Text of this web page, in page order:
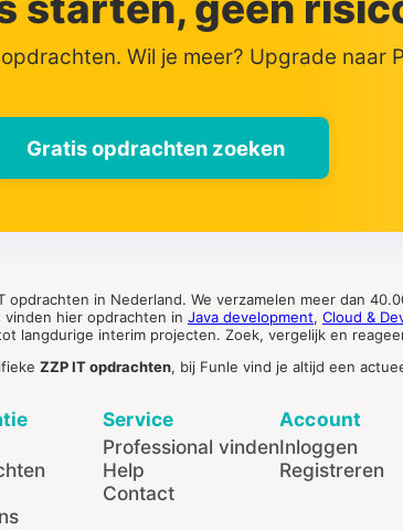
Wil je meer? Upgrade naar
Gratis opdrachten zoeken
in Nederland. We verzamelen meer dan
hier opdrachten in Java development, Cloud &
langdurige interim projecten. Zoek, vergelijk en
ZZP IT opdrachten, bij Funle vind je altijd een
Service
Professional vinden
Help
Contact
Account
Inloggen
Registreren